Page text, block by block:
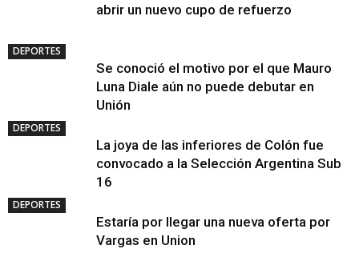
abrir un nuevo cupo de refuerzo
DEPORTES
Se conoció el motivo por el que Mauro
Luna Diale aún no puede debutar en
Unión
DEPORTES
La joya de las inferiores de Colón fue
convocado a la Selección Argentina Sub
16
DEPORTES
Estaría por llegar una nueva oferta por
Vargas en Union